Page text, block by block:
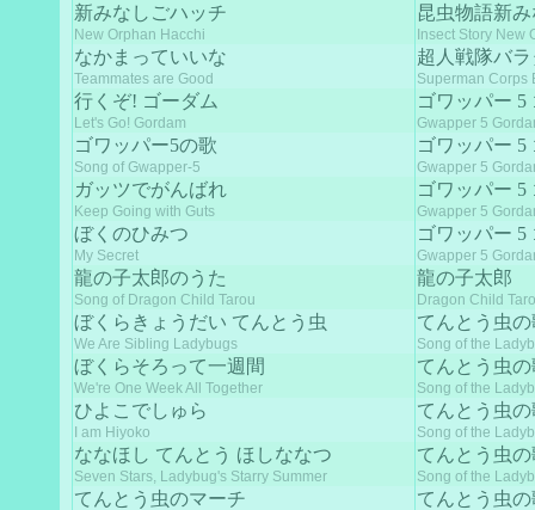
新みなしごハッチ
New Orphan Hacchi
昆虫物語新
Insect Story New
なかまっていいな
Teammates are Good
超人戦隊バ
Superman Corps
行くぞ! ゴーダム
Let's Go! Gordam
ゴワッパー 5
Gwapper 5
ゴワッパー5の歌
Song of Gwapper-5
ゴワッパー 5
Gwapper 5
ガッツでがんばれ
Keep Going with Guts
ゴワッパー 5
Gwapper 5
ぼくのひみつ
My Secret
ゴワッパー 5
Gwapper 5
龍の子太郎のうた
Song of Dragon Child Tarou
龍の子太郎
Dragon Child
ぼくらきょうだい てんとう虫
We Are Sibling Ladybugs
てんとう虫の
Song of the
ぼくらそろって一週間
We're One Week All Together
てんとう虫の
Song of the
ひよこでしゅら
I am Hiyoko
てんとう虫の
Song of the
ななほし てんとう ほしななつ
Seven Stars, Ladybug's Starry Summer
てんとう虫の
Song of the
てんとう虫のマーチ てんとう虫の